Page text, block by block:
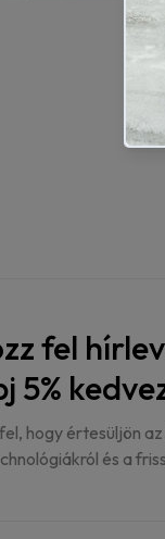
fel
5%
hogy értesüljön
és a